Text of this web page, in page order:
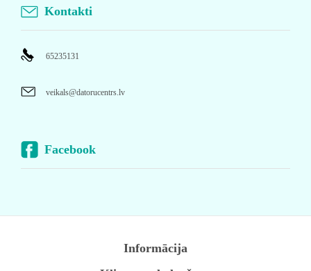
Kontakti
65235131
veikals@datorucentrs.lv
Facebook
Informācija